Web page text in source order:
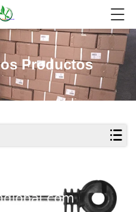
Productos